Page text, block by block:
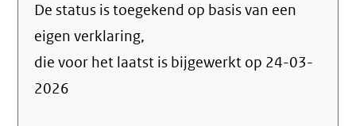
over
De status is toegekend op basis van een
eigen verklaring,
die voor het laatst is bijgewerkt op 24-03-
2026